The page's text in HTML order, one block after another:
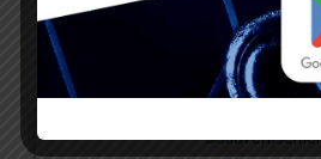
UBEZPIECZENIA